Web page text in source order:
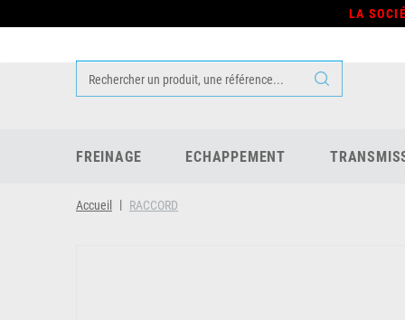
LA
FREINAGE ECHAPPEMENT
Accueil RACCORD